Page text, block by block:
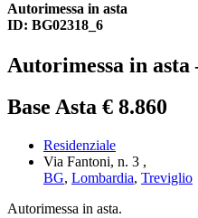
Autorimessa in asta
ID: BG02318_6
Autorimessa in asta
Base Asta € 8.860
Residenziale
Via Fantoni, n. 3 ,
BG, Lombardia, Treviglio
Autorimessa in asta.